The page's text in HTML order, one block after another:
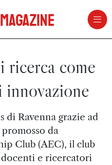
Magazine
come
innovazione
di Ravenna grazie ad
da
Club (AEC), il club
e ricercatori